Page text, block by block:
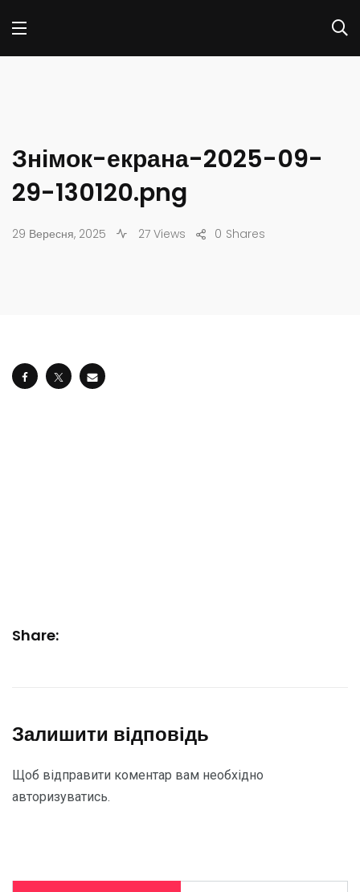
Знімок-екрана-2025-09-
29-130120.png
29 Вересня, 2025 27 Views Shares
0
Share:
Залишити відповідь
Щоб відправити коментар вам необхідно
авторизуватись.